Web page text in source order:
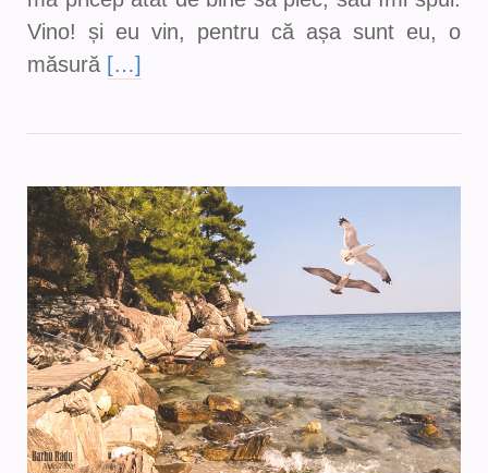
Vino! și eu vin, pentru că așa sunt eu, o
măsură […]